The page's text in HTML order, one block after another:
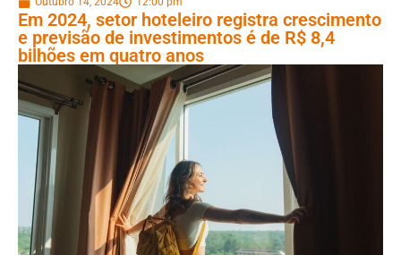
Em 2024, setor hoteleiro registra crescimento
e previsão de investimentos é de R$ 8,4
bilhões em quatro anos